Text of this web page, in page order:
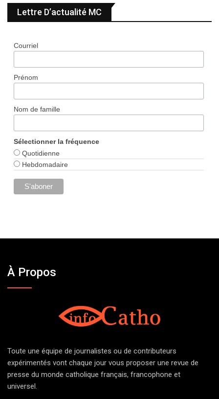
Lettre D’actualité MC
Courriel
Prénom
Nom de famille
Sélectionner la fréquence
Quotidienne
Hebdomadaire
À Propos
Toute une équipe de journalistes ou de contributeurs
expérimentés vont chaque jour vous proposer une revue de
presse du monde catholique français, francophone et
universel.